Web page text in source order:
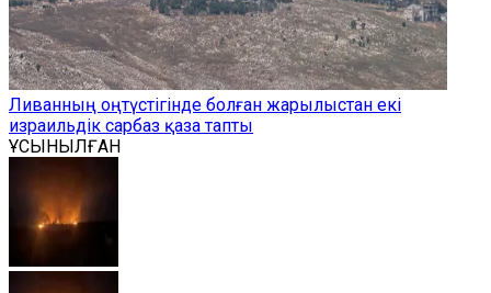
Ливанның оңтүстігінде болған жарылыстан екі
израильдік сарбаз қаза тапты
ҰСЫНЫЛҒАН